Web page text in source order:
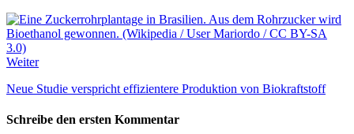
Weiter
Neue Studie verspricht effizientere Produktion von Biokraftstoff
Schreibe den ersten Kommentar